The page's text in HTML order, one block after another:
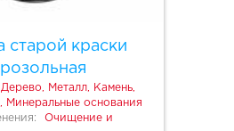
старой краски
Дерево, Металл, Камень,
Минеральные основания
Очищение и